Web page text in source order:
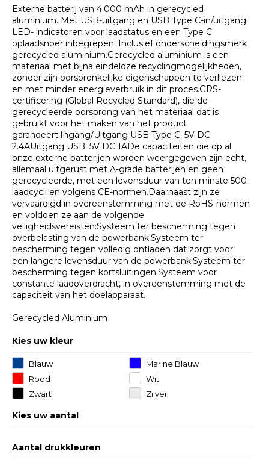
Externe batterij van 4.000 mAh in gerecycled
aluminium. Met USB-uitgang en USB Type C-in/uitgang.
LED- indicatoren voor laadstatus en een Type C
oplaadsnoer inbegrepen. Inclusief onderscheidingsmerk
gerecycled aluminium.Gerecycled aluminium is een
materiaal met bijna eindeloze recyclingmogelijkheden,
zonder zijn oorspronkelijke eigenschappen te verliezen
en met minder energieverbruik in dit proces.GRS-
certificering (Global Recycled Standard), die de
gerecycleerde oorsprong van het materiaal dat is
gebruikt voor het maken van het product
garandeert.Ingang/Uitgang USB Type C: 5V DC
2.4AUitgang USB: 5V DC 1ADe capaciteiten die op al
onze externe batterijen worden weergegeven zijn echt,
allemaal uitgerust met A-grade batterijen en geen
gerecycleerde, met een levensduur van ten minste 500
laadcycli en volgens CE-normen.Daarnaast zijn ze
vervaardigd in overeenstemming met de RoHS-normen
en voldoen ze aan de volgende
veiligheidsvereisten:Systeem ter bescherming tegen
overbelasting van de powerbank.Systeem ter
bescherming tegen volledig ontladen dat zorgt voor
een langere levensduur van de powerbank.Systeem ter
bescherming tegen kortsluitingen.Systeem voor
constante laadoverdracht, in overeenstemming met de
capaciteit van het doelapparaat.
Gerecycled Aluminium
Kies uw kleur
Blauw
Marine Blauw
Rood
Wit
Zwart
Zilver
Kies uw aantal
Aantal drukkleuren